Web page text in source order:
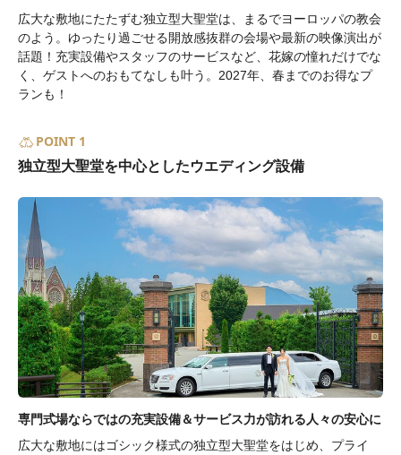
広大な敷地にたたずむ独立型大聖堂は、まるでヨーロッパの教会
のよう。ゆったり過ごせる開放感抜群の会場や最新の映像演出が
話題！充実設備やスタッフのサービスなど、花嫁の憧れだけでな
く、ゲストへのおもてなしも叶う。2027年、春までのお得なプ
ランも！
POINT 1
独立型大聖堂を中心としたウエディング設備
専門式場ならではの充実設備＆サービス力が訪れる人々の安心に
広大な敷地にはゴシック様式の独立型大聖堂をはじめ、プライ